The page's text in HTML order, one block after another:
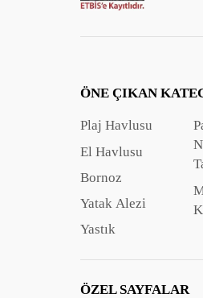
ÖNE ÇIKAN
Plaj Havlusu
El Havlusu
Bornoz
Yatak Alezi
Yastık
ÖZEL SAYFALAR